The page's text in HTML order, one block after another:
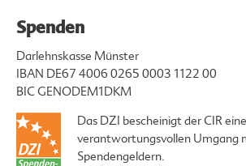
Spenden
Darlehnskasse Münster
IBAN DE67 4006 0265 0003 1122 00
BIC GENODEM1DKM
Das DZI bescheinigt der CIR
verantwortungsvollen Umgang
Spendengeldern.